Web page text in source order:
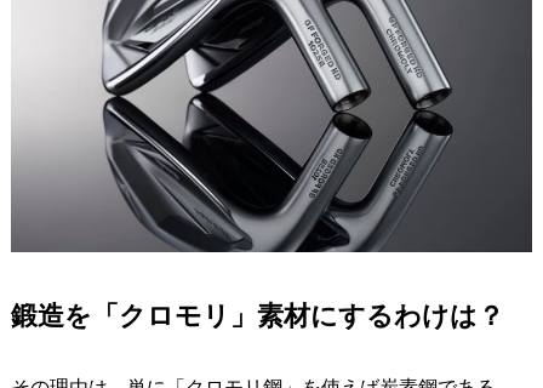
鍛造を「クロモリ」素材にするわけは？